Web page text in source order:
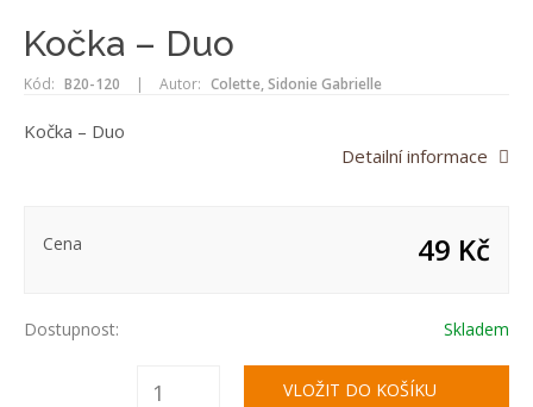
Kočka – Duo
Kód: B20-120 | Autor: Colette, Sidonie Gabrielle
Kočka – Duo
Detailní informace
Cena 49 Kč
Dostupnost: Skladem